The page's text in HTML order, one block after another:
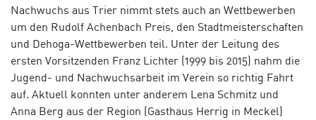
Nachwuchs aus Trier nimmt stets auch an Wettbewerben
um den Rudolf Achenbach Preis, den Stadtmeisterschaften
und Dehoga-Wettbewerben teil. Unter der Leitung des
ersten Vorsitzenden Franz Lichter (1999 bis 2015) nahm die
Jugend- und Nachwuchsarbeit im Verein so richtig Fahrt
auf. Aktuell konnten unter anderem Lena Schmitz und
Anna Berg aus der Region (Gasthaus Herrig in Meckel)